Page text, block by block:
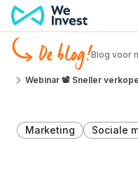
Ga naar de inhoud
De blog!Blog voor
Webinar 📽 Sneller
Marketing Sociale